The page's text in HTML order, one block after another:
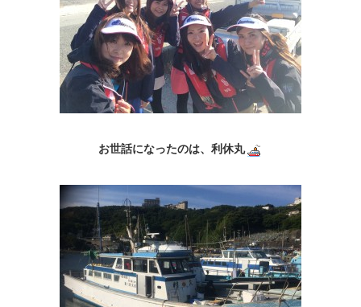
お世話になったのは、利休丸